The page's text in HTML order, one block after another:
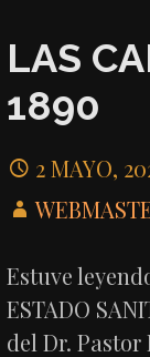
LAS
1890
2 MAYO,
Estuve
ESTADO
del Dr. Pastor